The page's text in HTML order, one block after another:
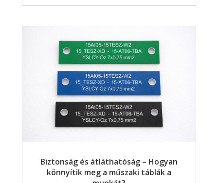
Biztonság és átláthatóság – Hogyan
könnyítik meg a műszaki táblák a